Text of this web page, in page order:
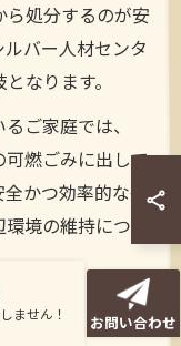
処分するのが安
バー人材センタ
なります。
ご家庭では、
可燃ごみに出して
かつ効率的な処
境の維持につな
底解説
ません！ お問い合わせ